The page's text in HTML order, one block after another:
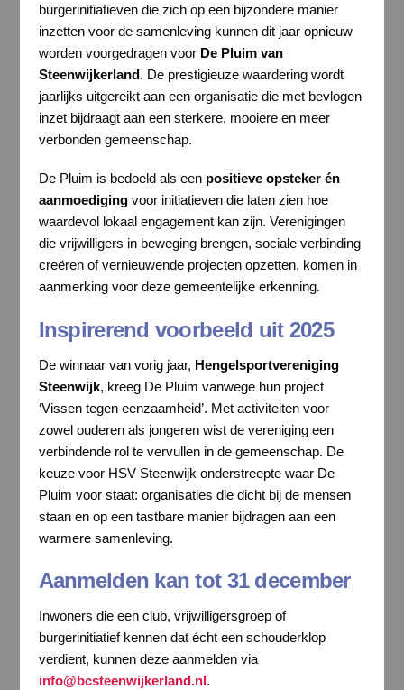
burgerinitiatieven die zich op een bijzondere manier
inzetten voor de samenleving kunnen dit jaar opnieuw
worden voorgedragen voor De Pluim van
Steenwijkerland. De prestigieuze waardering wordt
jaarlijks uitgereikt aan een organisatie die met bevlogen
inzet bijdraagt aan een sterkere, mooiere en meer
verbonden gemeenschap.
De Pluim is bedoeld als een positieve opsteker én
aanmoedigingvoor initiatieven die laten zien hoe
waardevol lokaal engagement kan zijn. Verenigingen
die vrijwilligers in beweging brengen, sociale verbinding
creëren of vernieuwende projecten opzetten, komen in
aanmerking voor deze gemeentelijke erkenning.
Inspirerend voorbeeld uit 2025
De winnaar van vorig jaar, Hengelsportvereniging
Steenwijk, kreeg De Pluim vanwege hun project
‘Vissen tegen eenzaamheid’. Met activiteiten voor
zowel ouderen als jongeren wist de vereniging een
verbindende rol te vervullen in de gemeenschap. De
keuze voor HSV Steenwijk onderstreepte waar De
Pluim voor staat: organisaties die dicht bij de mensen
staan en op een tastbare manier bijdragen aan een
warmere samenleving.
Aanmelden kan tot 31 december
Inwoners die een club, vrijwilligersgroep of
burgerinitiatief kennen dat écht een schouderklop
verdient, kunnen deze aanmelden via
info@bcsteenwijkerland.nl.